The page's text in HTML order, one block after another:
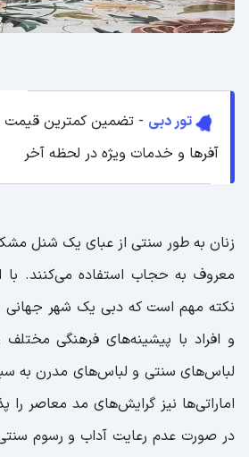
تور دبی - تضمین کمترین قیمت
آفرها و خدمات ویژه در لحظه آخر
زنان به طور سنتی از عبای یک شنل
معروف به حجاب استفاده می‌کنند. با
نکته مهم است که دبی یک شهر جهانی
و افراد با پیشینه‌های فرهنگی مختلف
لباس‌های سنتی و لباس‌های مدرن به
اماراتی‌ها نیز گرایش‌های مد معاصر را
در صورت عدم رعایت آداب و رسوم